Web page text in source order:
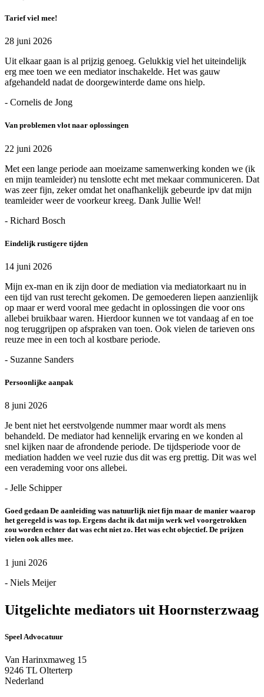
Tarief viel mee!
28 juni 2026
Uit elkaar gaan is al prijzig genoeg. Gelukkig viel het uiteindelijk
erg mee toen we een mediator inschakelde. Het was gauw
afgehandeld nadat de doorgewinterde dame ons hielp.
- Cornelis de Jong
Van problemen vlot naar oplossingen
22 juni 2026
Met een lange periode aan moeizame samenwerking konden we (ik
en mijn teamleider) nu tenslotte echt met mekaar communiceren. Dat
was zeer fijn, zeker omdat het onafhankelijk gebeurde ipv dat mijn
teamleider weer de voorkeur kreeg. Dank Jullie Wel!
- Richard Bosch
Eindelijk rustigere tijden
14 juni 2026
Mijn ex-man en ik zijn door de mediation via mediatorkaart nu in
een tijd van rust terecht gekomen. De gemoederen liepen aanzienlijk
op maar er werd vooral mee gedacht in oplossingen die voor ons
allebei bruikbaar waren. Hierdoor kunnen we tot vandaag af en toe
nog teruggrijpen op afspraken van toen. Ook vielen de tarieven ons
reuze mee in een toch al kostbare periode.
- Suzanne Sanders
Persoonlijke aanpak
8 juni 2026
Je bent niet het eerstvolgende nummer maar wordt als mens
behandeld. De mediator had kennelijk ervaring en we konden al
snel kijken naar de afrondende periode. De tijdsperiode voor de
mediation hadden we veel ruzie dus dit was erg prettig. Dit was wel
een verademing voor ons allebei.
- Jelle Schipper
Goed gedaan De aanleiding was natuurlijk niet fijn maar de manier waarop
het geregeld is was top. Ergens dacht ik dat mijn werk wel voorgetrokken
zou worden echter dat was echt niet zo. Het was echt objectief. De prijzen
vielen ook alles mee.
1 juni 2026
- Niels Meijer
Uitgelichte mediators uit Hoornsterzwaag
Speel Advocatuur
Van Harinxmaweg 15
9246 TL Olterterp
Nederland